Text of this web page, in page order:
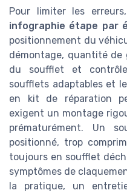
Pour limiter les
infographie étape par
positionnement du
démontage, quantité de
du soufflet et
soufflets adaptables et
en kit de réparation
exigent un montage
prématurément. Un
positionné, trop
toujours en soufflet
symptômes de
la pratique, un